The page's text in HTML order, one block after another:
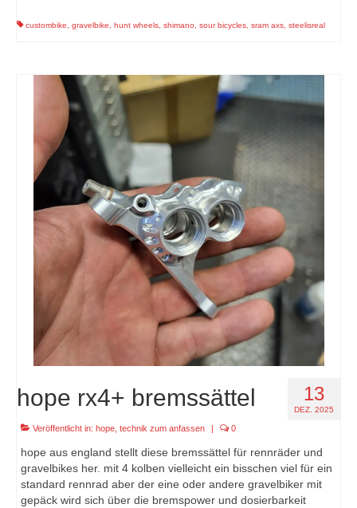
custombike gravelbike hunt wheels shimano sour bicycles sram axs steelisreal
13
DEZ. 2025
hope rx4+ bremssättel
Veröffentlicht in: hope technik zum anfassen | 0
hope aus england stellt diese bremssättel für rennräder und
gravelbikes her. mit 4 kolben vielleicht ein bisschen viel für ein
standard rennrad aber der eine oder andere gravelbiker mit
gepäck wird sich über die bremspower und dosierbarkeit